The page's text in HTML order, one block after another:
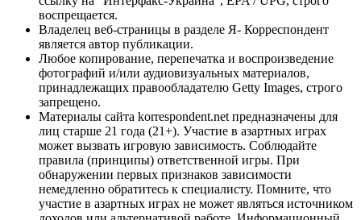
воспрещается.
Владелец веб-страницы в разделе Я- Корреспондент
является автор публикации.
Любое копирование, перепечатка и воспроизведение
фотографий и/или аудиовизуальных материалов,
принадлежащих правообладателю Getty Images, строго
запрещено.
Материалы сайта korrespondent.net предназначены для
лиц старше 21 года (21+). Участие в азартных играх
может вызвать игровую зависимость. Соблюдайте
правила (принципы) ответственной игры. При
обнаружении первых признаков зависимости
немедленно обратитесь к специалисту. Помните, что
участие в азартных играх не может являться источником